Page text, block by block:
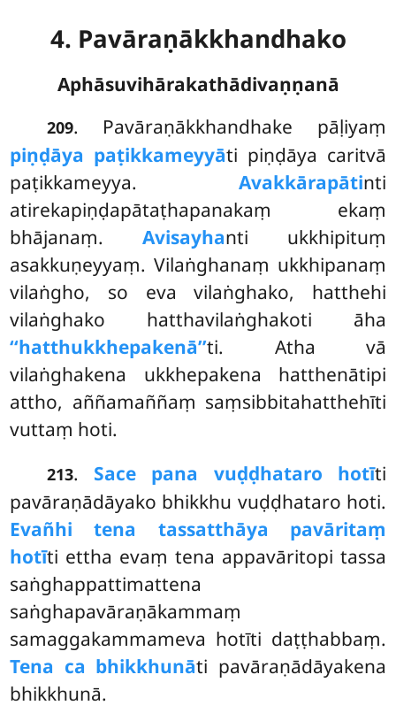
4. Pavāraṇākkhandhako
Aphāsuvihārakathādivaṇṇanā
209. Pavāraṇākkhandhake pāḷiyaṃ
piṇḍāya paṭikkameyyāti piṇḍāya caritvā
paṭikkameyya. Avakkārapātinti
atirekapiṇḍapātaṭhapanakaṃ ekaṃ
bhājanaṃ. Avisayhanti ukkhipituṃ
asakkuṇeyyaṃ. Vilaṅghanaṃ ukkhipanaṃ
vilaṅgho, so eva vilaṅghako, hatthehi
vilaṅghako hatthavilaṅghakoti āha
‘‘hatthukkhepakenā’’ti. Atha vā
vilaṅghakena ukkhepakena hatthenātipi
attho, aññamaññaṃ saṃsibbitahatthehīti
vuttaṃ hoti.
213. Sace pana vuḍḍhataro hotīti
pavāraṇādāyako bhikkhu vuḍḍhataro hoti.
Evañhi tena tassatthāya pavāritaṃ
hotīti ettha evaṃ tena appavāritopi tassa
saṅghappattimattena
saṅghapavāraṇākammaṃ
samaggakammameva hotīti daṭṭhabbaṃ.
Tena ca bhikkhunāti pavāraṇādāyakena
bhikkhunā.